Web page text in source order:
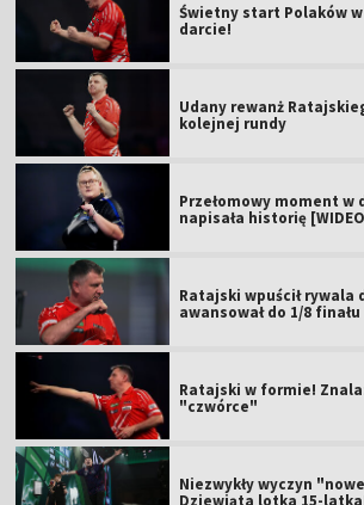
Świetny start Polaków
darcie!
Udany rewanż
kolejnej rundy
Przełomowy moment w
napisała historię
Ratajski wpuścił rywala
awansował do 1/8 finału
Ratajski w formie!
"czwórce"
Niezwykły wyczyn
Dziewiąta lotka 15-